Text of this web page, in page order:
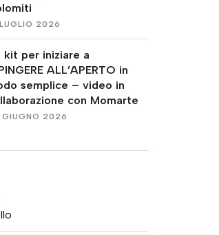
2026
kit per iniziare a
ALL’APERTO in
semplice – video in
con Momarte
2026